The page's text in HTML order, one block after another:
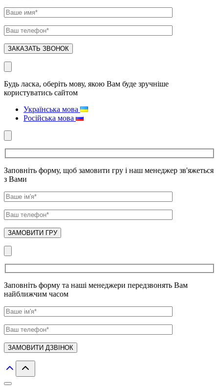
Будь ласка, оберіть мову, якою Вам буде зручніше
користуватись сайтом
Українська мова
Російська мова
Заповніть форму, щоб замовити гру і наш менеджер зв'яжеться
з Вами
Заповніть форму та наші менеджери передзвонять Вам
найближчим часом